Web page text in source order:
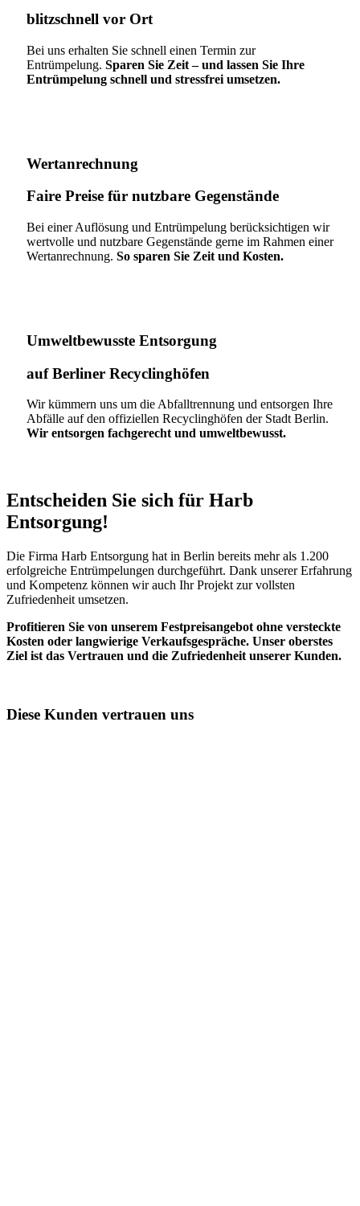
blitzschnell vor Ort
Bei uns erhalten Sie schnell einen Termin zur
Entrümpelung. Sparen Sie Zeit – und lassen Sie Ihre
Entrümpelung schnell und stressfrei umsetzen.
Wertanrechnung
Faire Preise für nutzbare Gegenstände
Bei einer Auflösung und Entrümpelung berücksichtigen wir
wertvolle und nutzbare Gegenstände gerne im Rahmen einer
Wertanrechnung. So sparen Sie Zeit und Kosten.
Umweltbewusste Entsorgung
auf Berliner Recyclinghöfen​
Wir kümmern uns um die Abfalltrennung und entsorgen Ihre
Abfälle auf den offiziellen Recyclinghöfen der Stadt Berlin.
Wir entsorgen fachgerecht und umweltbewusst.
Entscheiden Sie sich für Harb
Entsorgung!​
Die Firma Harb Entsorgung hat in Berlin bereits mehr als 1.200
erfolgreiche Entrümpelungen durchgeführt. Dank unserer Erfahrung
und Kompetenz können wir auch Ihr Projekt zur vollsten
Zufriedenheit umsetzen.
Profitieren Sie von unserem Festpreisangebot ohne versteckte
Kosten oder langwierige Verkaufsgespräche. Unser oberstes
Ziel ist das Vertrauen und die Zufriedenheit unserer Kunden.
Diese Kunden vertrauen uns